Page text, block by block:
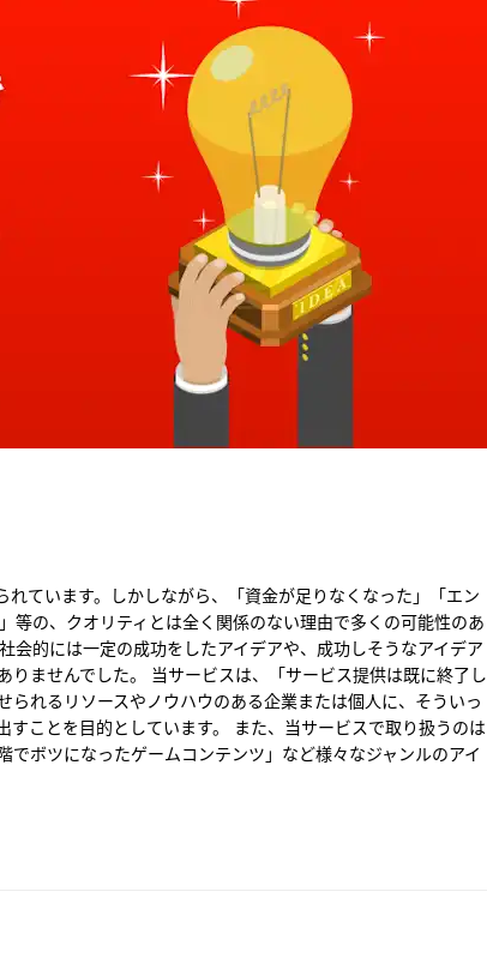
ています。しかしながら、「資金が足りなくなった」「エン
の、クオリティとは全く関係のない理由で多くの可能性のあ
会的には一定の成功をしたアイデアや、成功しそうなアイデア
ませんでした。 当サービスは、「サービス提供は既に終了し
れるリソースやノウハウのある企業または個人に、そういっ
ことを目的としています。 また、当サービスで取り扱うのは
ボツになったゲームコンテンツ」など様々なジャンルのアイ